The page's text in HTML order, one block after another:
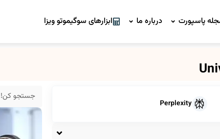
پاسپورت درباره ما ابزارهای سوگیموتو ویزا
Perplexity